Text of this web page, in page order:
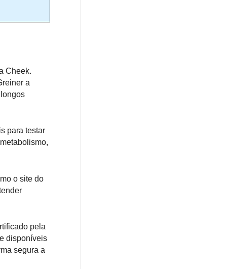
Cheek.
a
para testar
o site do
pela
disponíveis
segura a